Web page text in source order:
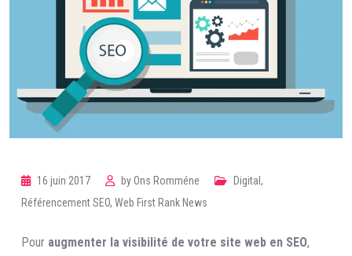
16 juin 2017 byOns Romméne Digital ,
Référencement SEO, Web First Rank News
Pour augmenter la visibilité de votre site web en SEO,